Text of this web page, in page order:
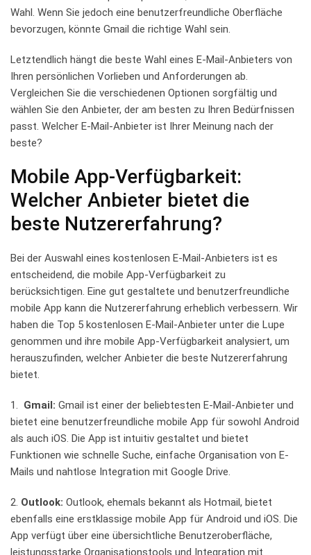
Wahl. Wenn Sie jedoch eine⁣ benutzerfreundliche Oberfläche
bevorzugen,⁢ könnte Gmail die richtige⁢ Wahl sein.
Letztendlich‍ hängt ⁣die beste Wahl⁢ eines E-Mail-Anbieters ⁤von
Ihren persönlichen Vorlieben und ‌Anforderungen ab. ​
Vergleichen Sie die verschiedenen Optionen sorgfältig und
wählen Sie‍ den Anbieter, der ⁤am besten zu‍ Ihren Bedürfnissen
passt. ‍Welcher E-Mail-Anbieter ist Ihrer Meinung nach ⁤der
‍beste?
Mobile ⁣App-Verfügbarkeit: ​
Welcher Anbieter bietet die
beste Nutzererfahrung?
Bei der Auswahl ⁢eines kostenlosen E-Mail-Anbieters ist es
entscheidend, die ⁢mobile App-Verfügbarkeit zu
berücksichtigen. Eine gut gestaltete‍ und ​benutzerfreundliche
mobile ​App kann die⁣ Nutzererfahrung erheblich⁤ verbessern. ⁤Wir
haben die Top 5 kostenlosen E-Mail-Anbieter unter⁤ die Lupe
‌genommen und ihre ‍mobile App-Verfügbarkeit analysiert,⁢ um
herauszufinden, welcher Anbieter die beste ⁤Nutzererfahrung
bietet.
1. ⁢ Gmail: Gmail ⁤ist einer ​der⁢ beliebtesten E-Mail-Anbieter‌ und
bietet eine ⁢benutzerfreundliche⁢ mobile App für sowohl Android
als auch iOS. Die App‌ ist intuitiv⁣ gestaltet und bietet
Funktionen wie schnelle Suche, einfache Organisation ⁤von E-
Mails⁣ und nahtlose ⁤Integration mit Google Drive.
2. Outlook: Outlook, ⁤ehemals ‌bekannt⁤ als Hotmail, bietet
ebenfalls eine erstklassige mobile ⁢App für Android ⁤und iOS. Die
App verfügt über eine übersichtliche Benutzeroberfläche,
leistungsstarke​ Organisationstools‍ und‍ Integration mit‍